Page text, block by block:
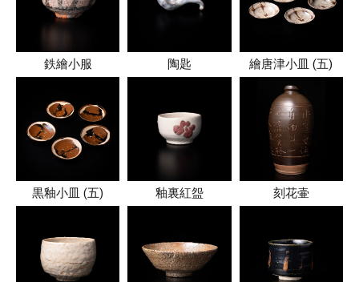
鉄繪小服 陶匙 繪唐津小皿 (五)
黒釉小皿 (五) 釉裏紅盌 刻花壷